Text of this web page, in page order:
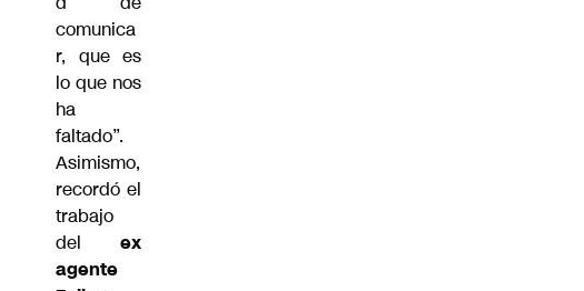
comunica
r, que es
lo que nos
ha
faltado”.
Asimismo,
recordó el
trabajo
delex
agente